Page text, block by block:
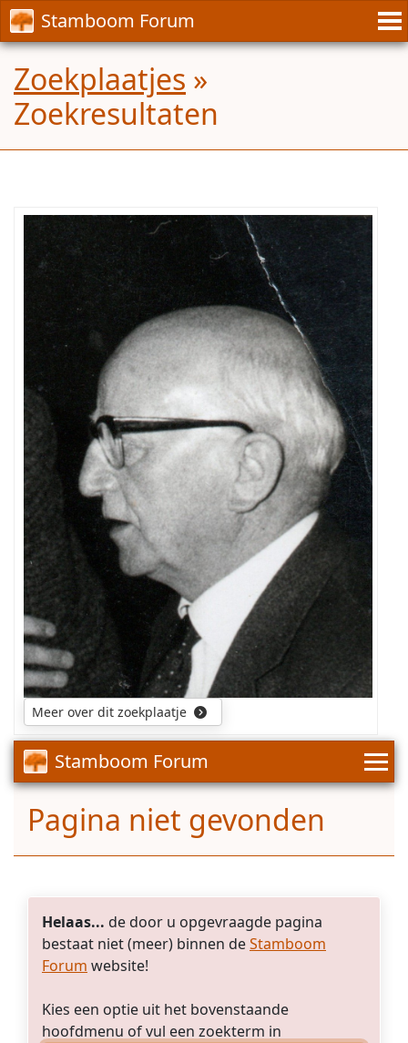
Stamboom Forum
Zoekplaatjes »
Zoekresultaten
Wie
dit?
Meer over dit zoekplaatje
Stamboom Forum
Pagina niet gevonden
Helaas... de door u opgevraagde pagina
bestaat niet (meer) binnen deStamboom
Forum website!
Kies een optie uit het bovenstaande
hoofdmenu of vul een zoekterm in